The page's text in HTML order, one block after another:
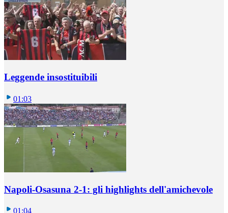
Leggende insostituibili
01:03
Napoli-Osasuna 2-1: gli highlights dell'amichevole
01:04